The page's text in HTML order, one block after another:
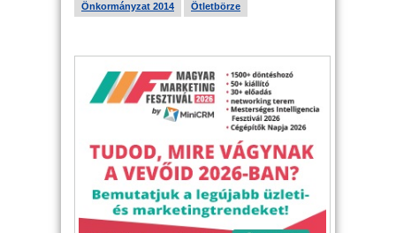
Önkormányzat 2014 Ötletbörze